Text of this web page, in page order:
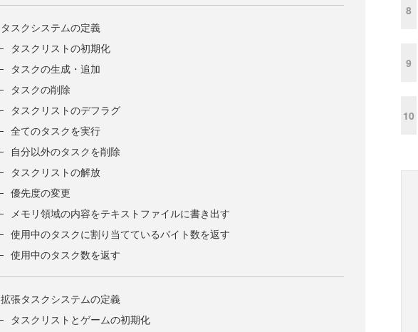
タスクシステムの定義
タスクリストの初期化
タスクの生成・追加
タスクの削除
タスクリストのデフラグ
全てのタスクを実行
自分以外のタスクを削除
タスクリストの解放
優先度の変更
メモリ領域の内容をテキストファイルに書き出す
使用中のタスクに割り当てているバイト数を返す
使用中のタスク数を返す
拡張タスクシステムの定義
タスクリストとゲームの初期化
8
9
10